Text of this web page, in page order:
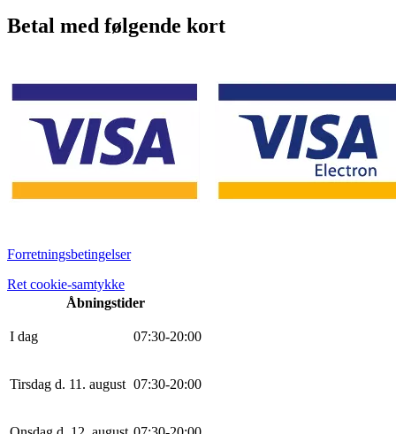
Betal med følgende kort
Forretningsbetingelser
Ret cookie-samtykke
Åbningstider
I dag 07:30-20:00
Tirsdag d. 11. august 07:30-20:00